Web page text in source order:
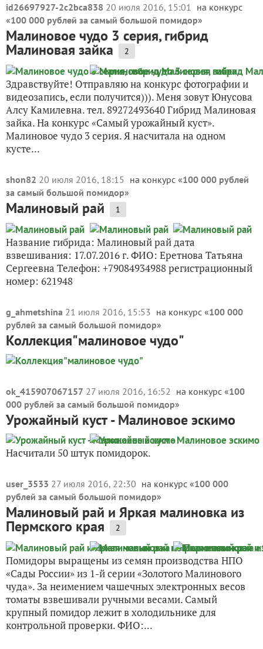
id26697927-2c2bca838 20 июля 2016, 15:01
на конкурс
«100 000 рублей за самый большой помидор»
Малиновое чудо 3 серия, гибрид
Малиновая зайка 2
Здравствуйте! Отправляю на конкурс фотографии и
видеозапись, если получится))). Меня зовут Юнусова
Алсу Камилевна. тел. 89272493640 Гибрид Малиновая
зайка. На конкурс «Самый урожайный куст».
Малиновое чудо 3 серия. Я насчитала на одном
кусте...
shon82 20 июля 2016, 18:15 на конкурс «100 000 рублей
за самый большой помидор»
Малиновый рай 1
Название гибрида: Малиновый рай дата
взвешивания: 17.07.2016 г. ФИО: Еретнова Татьяна
Сергеевна Телефон: +79084934988 регистрационный
номер: 621948
g_ahmetshina 21 июля 2016, 15:53 на конкурс «100 000
рублей за самый большой помидор»
Коллекция"малиновое чудо"
ok_415907067157 27 июля 2016, 16:52 на конкурс «100
000 рублей за самый большой помидор»
Урожайный куст - Малиновое эскимо
Насчитали 50 штук помидорок.
user_3533 27 июля 2016, 22:30 на конкурс «100 000
рублей за самый большой помидор»
Малиновый рай и Яркая малиновка из
Пермского края 2
Помидоры выращены из семян производства НПО
«Сады России» из 1-й серии «Золотого Малинового
чуда». За неимением чашечных электронных весов
томаты взвешивали ручными весами. Самый
крупный помидор лежит в холодильнике для
контрольной проверки. ФИО:...